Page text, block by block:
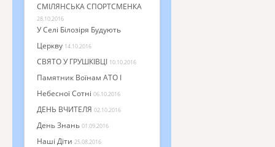
СМІЛЯНСЬКА СПОРТСМЕНКА
28.10.2016
У Селі Білозіря Будують
Церкву 14.10.2016
СВЯТО У ГРУШКІВЦІ 10.10.2016
Памятник Воїнам АТО І
Небесної Сотні 06.10.2016
ДЕНЬ ВЧИТЕЛЯ 02.10.2016
День Знань 01.09.2016
Наші Діти 25.08.2016